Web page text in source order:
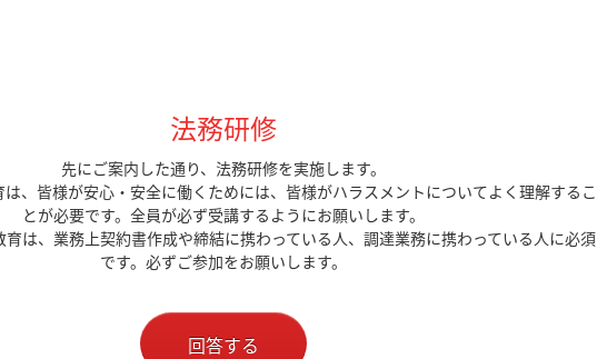
法務研修
先にご案内した通り、法務研修を実施します。
、皆様が安心・安全に働くためには、皆様がハラスメントについてよく理解するこ
とが必要です。全員が必ず受講するようにお願いします。
育は、業務上契約書作成や締結に携わっている人、調達業務に携わっている人に必須
です。必ずご参加をお願いします。
回答する